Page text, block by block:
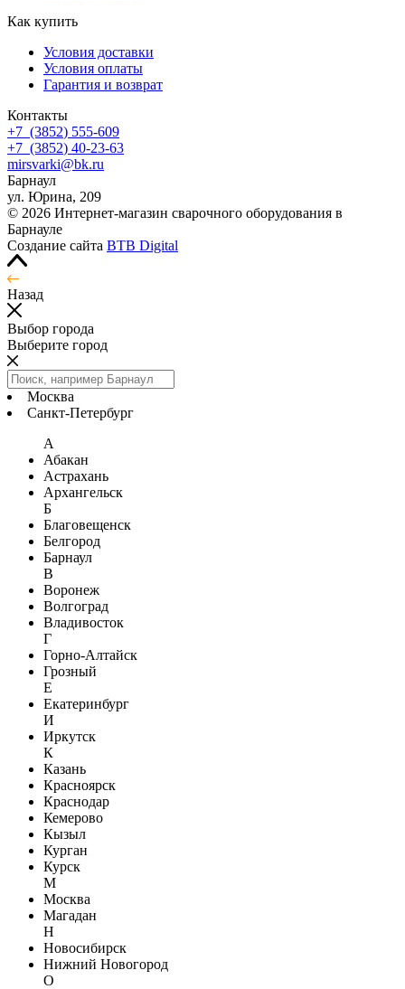
Как купить
Условия доставки
Условия оплаты
Гарантия и возврат
Контакты
+7 (3852) 555-609
+7 (3852) 40-23-63
mirsvarki@bk.ru
Барнаул
ул. Юрина, 209
© 2026 Интернет-магазин сварочного оборудования в
Барнауле
Создание сайта BTB Digital
Назад
Выбор города
Выберите город
Москва
Санкт-Петербург
А
Абакан
Астрахань
Архангельск
Б
Благовещенск
Белгород
Барнаул
В
Воронеж
Волгоград
Владивосток
Г
Горно-Алтайск
Грозный
Е
Екатеринбург
И
Иркутск
К
Казань
Красноярск
Краснодар
Кемерово
Кызыл
Курган
Курск
М
Москва
Магадан
Н
Новосибирск
Нижний Новогород
О